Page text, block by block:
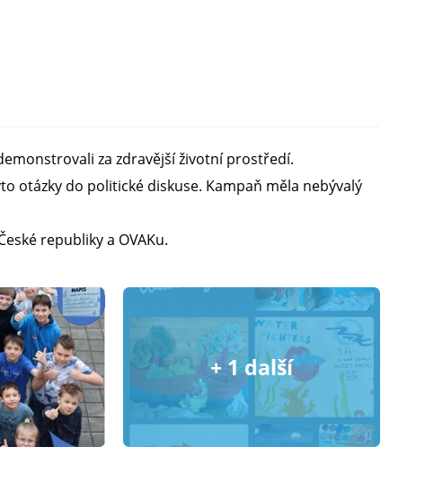
za zdravější životní prostředí.
do politické diskuse. Kampaň měla nebývalý
republiky a OVAKu.